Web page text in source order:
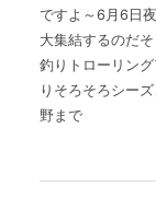
ですよ～6月6日
大集結するのだ
釣りトローリン
りそろそろシー
野まで